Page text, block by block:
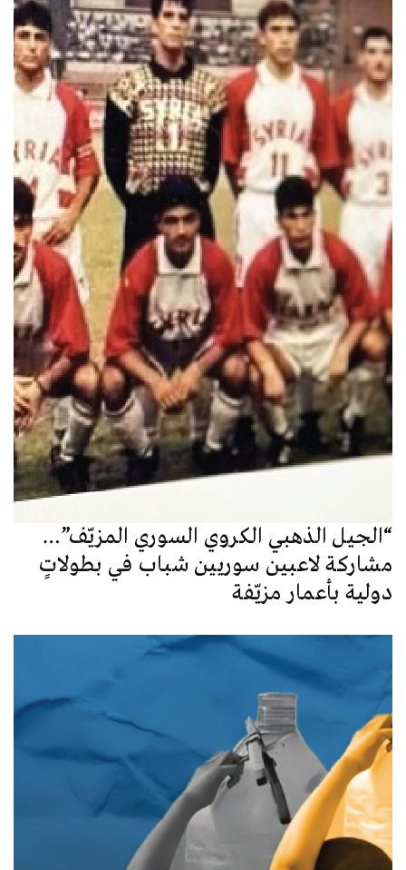
“الجيل الذهبي الكروي السوري المزيّف”…
مشاركة لاعبين سوريين شباب في بطولاتٍ
دولية بأعمار مزيّفة